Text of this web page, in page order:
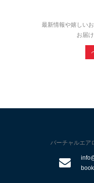
最新情報や嬉しい
お届
バーチャルエア